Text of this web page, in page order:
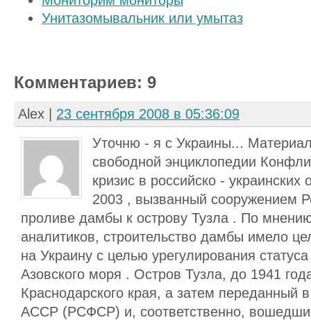
Унитазомывальник или умытаз
Комментариев: 9
Alex
23 сентября 2008 в 05:36:09
Уточню - я с Украины...
свободной энциклопедии
кризис в российско - украинских
2003 , вызванный сооружением
проливе дамбы к острову Тузла . По
аналитиков, строительство дамбы имело
на Украину с целью урегулирования
Азовского моря . Остров Тузла, до 1941
Краснодарского края, а затем переданный
АССР (РСФСР) и, соответственно,